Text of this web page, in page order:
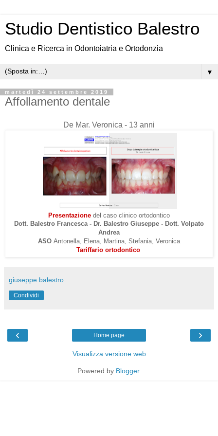
Studio Dentistico Balestro
Clinica e Ricerca in Odontoiatria e Ortodonzia
▼
martedì 24 settembre 2019
Affollamento dentale
De Mar. Veronica - 13 anni
Presentazione del caso clinico ortodontico
Dott. Balestro Francesca - Dr. Balestro Giuseppe - Dott. Volpato
Andrea
ASO Antonella, Elena, Martina, Stefania, Veronica
Tariffario ortodontico
giuseppe balestro
Condividi
‹ ›
Home page
Visualizza versione web
Powered by Blogger.